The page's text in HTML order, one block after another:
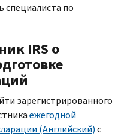
специалиста по
IRS о
зарегистрированного
ежегодной
(Английский)с